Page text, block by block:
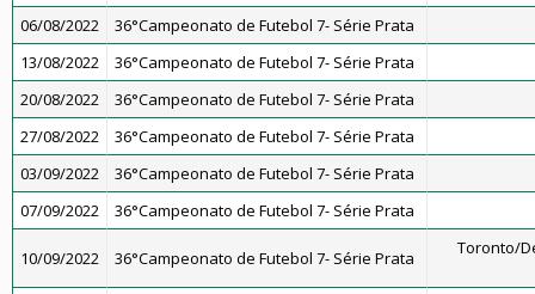
06/08/2022
36°Campeonato de Futebol 7- Série Prata
13/08/2022
36°Campeonato de Futebol 7- Série Prata
20/08/2022
36°Campeonato de Futebol 7- Série Prata
27/08/2022
36°Campeonato de Futebol 7- Série Prata
03/09/2022
36°Campeonato de Futebol 7- Série Prata
07/09/2022
36°Campeonato de Futebol 7- Série Prata
10/09/2022 36°Campeonato de Futebol 7- Série Prata Toronto/